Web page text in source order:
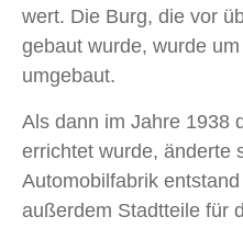
wert. Die Burg, die vor
gebaut wurde, wurde
umgebaut.
Als dann im Jahre 1938
errichtet wurde, änderte
Automobilfabrik
außerdem Stadtteile für